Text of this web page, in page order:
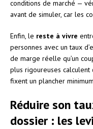
conditions de marché —
avant de simuler, car les
Enfin, le reste à vivre
personnes avec un taux
de marge réelle qu’un
plus rigoureuses
fixent un plancher
Réduire son
dossier : les